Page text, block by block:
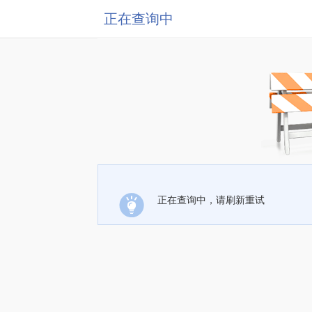
正在查询中
正在查询中，请刷新重试